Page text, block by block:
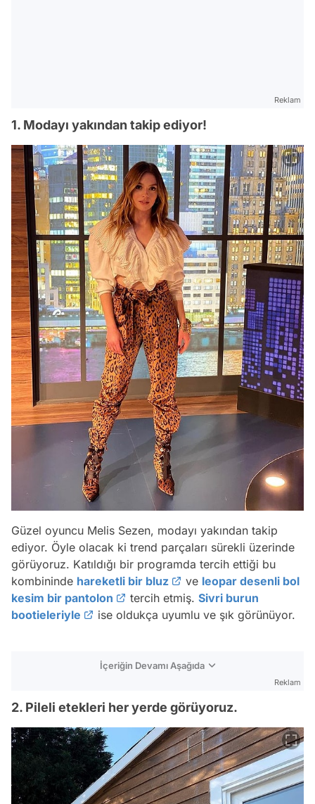
Reklam
1. Modayı yakından takip ediyor!
Güzel oyuncu Melis Sezen, modayı yakından takip
ediyor. Öyle olacak ki trend parçaları sürekli üzerinde
görüyoruz. Katıldığı bir programda tercih ettiği bu
kombininde hareketli bir bluz ve leopar desenli bol
kesim bir pantolon
tercih etmiş. Sivri burun
bootieleriyle
ise oldukça uyumlu ve şık görünüyor.
İçeriğin Devamı Aşağıda
Reklam
2. Pileli etekleri her yerde görüyoruz.